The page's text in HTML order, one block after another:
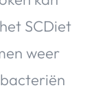
SCDiet
weer